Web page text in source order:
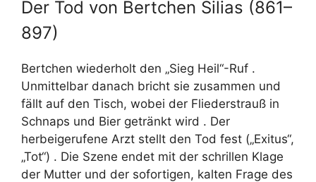
Der Tod von Bertchen Silias (861–
897)
Bertchen wiederholt den „Sieg Heil“-Ruf .
Unmittelbar danach bricht sie zusammen und
fällt auf den Tisch, wobei der Fliederstrauß in
Schnaps und Bier getränkt wird . Der
herbeigerufene Arzt stellt den Tod fest („Exitus“,
„Tot“) . Die Szene endet mit der schrillen Klage
der Mutter und der sofortigen, kalten Frage des